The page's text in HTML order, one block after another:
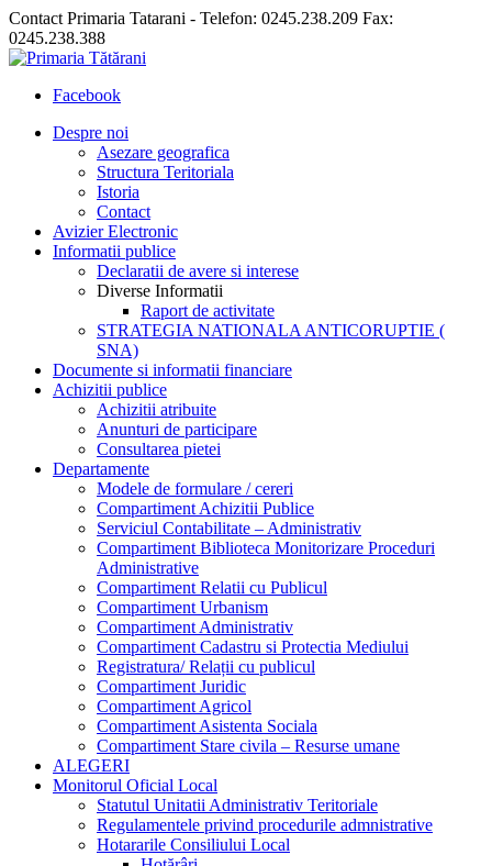
Contact Primaria Tatarani - Telefon: 0245.238.209 Fax:
0245.238.388
Facebook
Despre noi
Asezare geografica
Structura Teritoriala
Istoria
Contact
Avizier Electronic
Informatii publice
Declaratii de avere si interese
Diverse Informatii
Raport de activitate
STRATEGIA NATIONALA ANTICORUPTIE (
SNA)
Documente si informatii financiare
Achizitii publice
Achizitii atribuite
Anunturi de participare
Consultarea pietei
Departamente
Modele de formulare / cereri
Compartiment Achizitii Publice
Serviciul Contabilitate – Administrativ
Compartiment Biblioteca Monitorizare Proceduri
Administrative
Compartiment Relatii cu Publicul
Compartiment Urbanism
Compartiment Administrativ
Compartiment Cadastru si Protectia Mediului
Registratura/ Relații cu publicul
Compartiment Juridic
Compartiment Agricol
Compartiment Asistenta Sociala
Compartiment Stare civila – Resurse umane
ALEGERI
Monitorul Oficial Local
Statutul Unitatii Administrativ Teritoriale
Regulamentele privind procedurile admnistrative
Hotararile Consiliului Local